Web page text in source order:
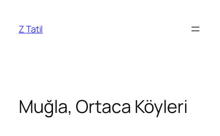
Z Tatil
Muğla, Ortaca Köyleri